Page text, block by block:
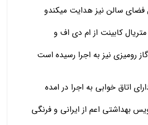
فضای سالن نیز هدایت میکندو
متریال کابینت از ام دی اف و
رومیزی نیز به اجرا رسیده است
اتاق خوابی به اجرا در امده
بهداشتی اعم از ایرانی و فرنگی